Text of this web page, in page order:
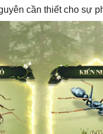
cần thiết cho sự